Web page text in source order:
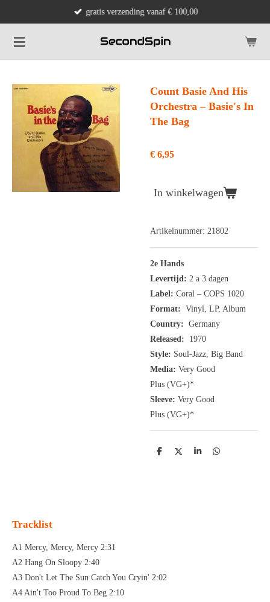
naar
de
gratis verzending vanaf € 100,00
Count Basie And His
Orchestra ‎– Basie's In
The Bag
€ 6,95
In winkelwagen
Artikelnummer: 21802
2e Hands
Levertijd: 2 a 3 dagen
Label: Coral ‎– COPS 1020
Format: Vinyl, LP, Album
Country: Germany
Released: 1970
Style: Soul-Jazz, Big Band
Media: Very Good
Plus (VG+)*
Sleeve: Very Good
Plus (VG+)*
D
D
S
D
Tracklist
A1 Mercy, Mercy, Mercy 2:31
A2 Hang On Sloopy 2:40
A3 Don't Let The Sun Catch You Cryin' 2:02
A4 Ain't Too Proud To Beg 2:10